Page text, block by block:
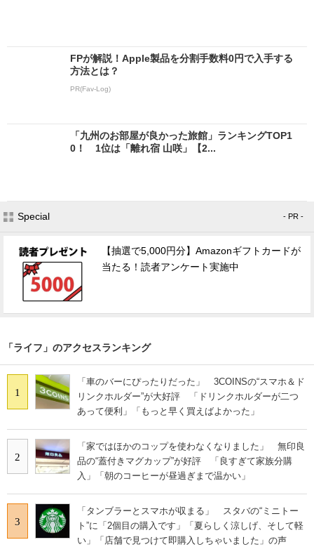
FPが解説！Apple製品を分割手数料0円で入手する
方法とは？
PR(Fav-Log)
「九州のお部屋が良かった旅館」ランキングTOP1
0！ 1位は「離れ宿 山咲」【2...
Special - PR -
【抽選で5,000円分】Amazonギフトカードが
当たる！読者アンケート実施中
「ライフ」のアクセスランキング
1
「車のバーにぴったりだった」 3COINSの“スマホ＆ド
リンクホルダー”が大好評 「ドリンクホルダーが二つ
あって便利」「もっと早く買えばよかった」
2
「家ではほかのコップを使わなくなりました」 無印良
品の“蓋付きマグカップ”が好評 「良すぎて家族分購
入」「朝のコーヒーが昼過ぎまで温かい」
3
「タンブラーとスマホが収まる」 スタバの“ミニトー
ト”に「2個目の購入です」「夏らしく涼しげ、そして軽
い」「店舗で見つけて即購入しちゃいました」の声